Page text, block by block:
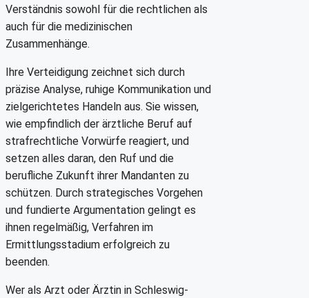
Verständnis sowohl für die rechtlichen als
auch für die medizinischen
Zusammenhänge.
Ihre Verteidigung zeichnet sich durch
präzise Analyse, ruhige Kommunikation und
zielgerichtetes Handeln aus. Sie wissen,
wie empfindlich der ärztliche Beruf auf
strafrechtliche Vorwürfe reagiert, und
setzen alles daran, den Ruf und die
berufliche Zukunft ihrer Mandanten zu
schützen. Durch strategisches Vorgehen
und fundierte Argumentation gelingt es
ihnen regelmäßig, Verfahren im
Ermittlungsstadium erfolgreich zu
beenden.
Wer als Arzt oder Ärztin in Schleswig-